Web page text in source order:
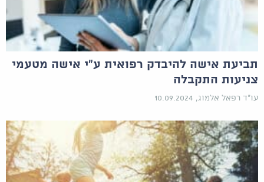
תביעת אישה להיבדק רפואית ע"י אישה מטעמי
צניעות התקבלה
עו"ד רפאל אלמוג, 10.09.2024